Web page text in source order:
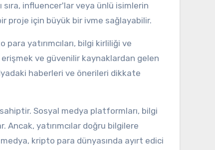
sıra, influencer'lar veya ünlü isimlerin
proje için büyük bir ivme sağlayabilir.
yatırımcıları, bilgi kirliliği ve
erişmek ve güvenilir kaynaklardan gelen
haberleri ve önerileri dikkate
Sosyal medya platformları, bilgi
Ancak, yatırımcılar doğru bilgilere
kripto para dünyasında ayırt edici